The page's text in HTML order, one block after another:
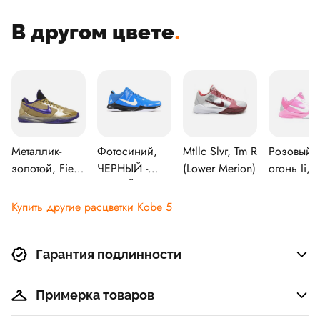
В другом цвете.
Металлик-
золотой, Field
Multicolor
Фотосиний,
ЧЕРНЫЙ -
БЕЛЫЙ
Mtllc Slvr, Tm R
(Lower Merion)
Розовый
огонь Ii,
Купить другие расцветки Kobe 5
Гарантия подлинности
Примерка товаров